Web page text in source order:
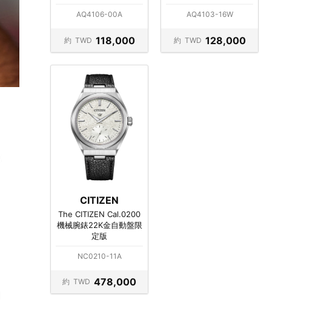
AQ4106-00A
約 TWD 118,000
AQ4103-16W
約 TWD 128,000
CITIZEN
The CITIZEN Cal.0200
機械腕錶22K金自動盤限
定版
NC0210-11A
約 TWD 478,000